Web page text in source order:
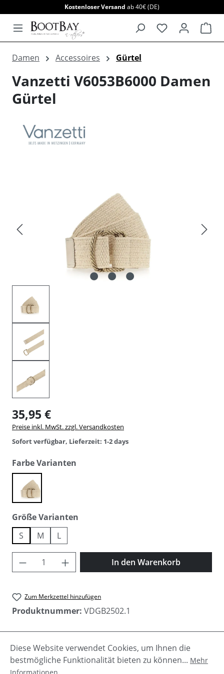
Kostenloser Versand ab 40€ (DE)
Damen Accessoires Gürtel
Vanzetti V6053B6000 Damen
Gürtel
35,95 €
Preise inkl. MwSt. zzgl. Versandkosten
Sofort verfügbar, Lieferzeit: 1-2 days
Farbe Varianten
cream
Größe Varianten
S
M L
Produkt Anzahl: Gib den gewünschten
In den Warenkorb
Zum Merkzettel hinzufügen
Produktnummer: VDGB2502.1
Beschreibung
Der Damengürtel von Vanzetti ist ein wahres
Diese Website verwendet Cookies, um Ihnen die
bestmögliche Funktionalität bieten zu können... Mehr